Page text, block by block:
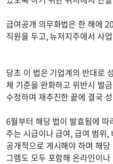
급여공개 의무화법은 한 해에
직원을 두고, 뉴저지주에서 사
당초 이 법은 기업계의 반대로
체 기준을 완화하고 위반시 벌
수정하며 재추진한 끝에 결국
6월부터 해당 법이 발효됨에
주는 시급이나 급여, 급여 범위
공개적으로 게시해야 하며 해
그램도 모두 포함해 온라인이